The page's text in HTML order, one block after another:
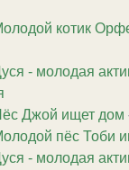
котик
- молодая
Джой ищет дом
пёс Тоби
- молодая